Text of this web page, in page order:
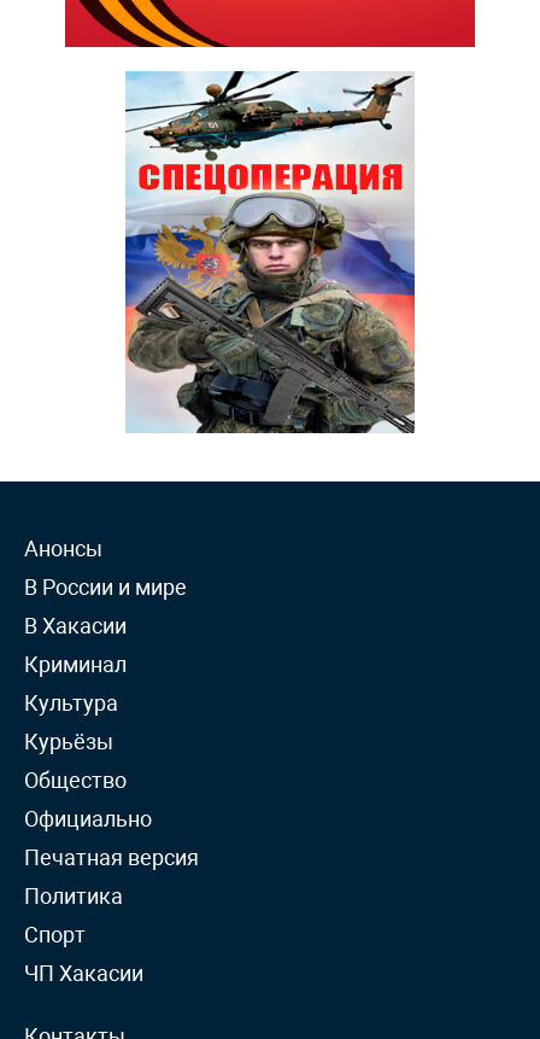
Анонсы
В России и мире
В Хакасии
Криминал
Культура
Курьёзы
Общество
Официально
Печатная версия
Политика
Спорт
ЧП Хакасии